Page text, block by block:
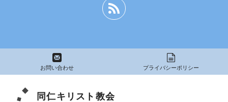
お問い合わせ プライバシーポリシー
同仁キリスト教会